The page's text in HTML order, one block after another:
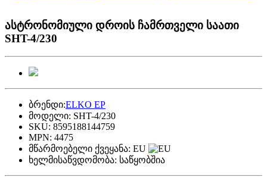
ასტრონომიული დროის ჩამრთველი საათი
SHT-4/230
ბრენდი:ELKO EP
მოდელი: SHT-4/230
SKU: 8595188144759
MPN: 4475
მწარმოებელი ქვეყანა: EU
ხელმისაწვდომობა: საწყობშია